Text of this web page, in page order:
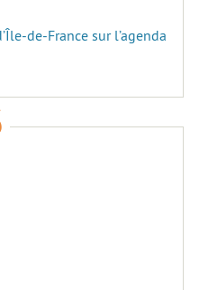
de-France sur l’agenda